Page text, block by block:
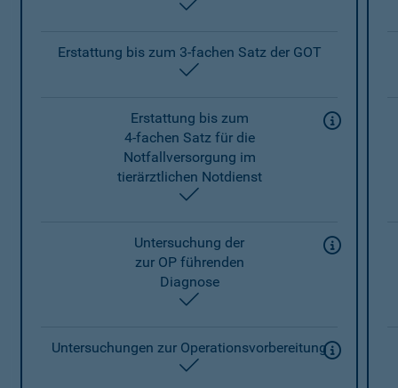
Erstattung bis zum 3-fachen Satz der GOT
Erstattung bis zum
4-fachen Satz für die
Notfallversorgung im
tierärztlichen Notdienst
Untersuchung der
zur OP führenden
Diagnose
Untersuchungen zur Operationsvorbereitung